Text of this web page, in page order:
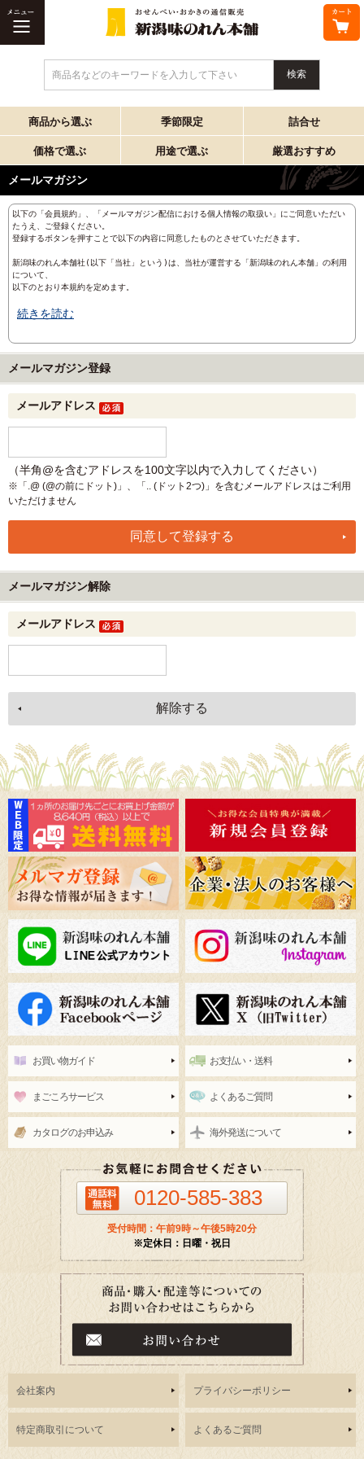
商品名などのキーワードを入力して下さい
商品から選ぶ 季節限定 詰合せ
価格で選ぶ 用途で選ぶ 厳選おすすめ
メールマガジン
以下の「会員規約」、「メールマガジン配信における個人情報の取扱い」にご同意いただい
たうえ、ご登録ください。
登録するボタンを押すことで以下の内容に同意したものとさせていただきます。
新潟味のれん本舗社(以下「当社」という)は、当社が運営する「新潟味のれん本舗」の利用
について、
以下のとおり本規約を定めます。
続きを読む
メールマガジン登録
メールアドレス
（半角@を含むアドレスを100文字以内で入力してください）
※「.@ (@の前にドット)」、「.. (ドット2つ)」を含むメールアドレスはご利用
いただけません
メールマガジン解除
メールアドレス
お買い物ガイド お支払い・送料
まごころサービス よくあるご質問
カタログのお申込み 海外発送について
0120-585-383
受付時間：午前9時～午後5時20分
※定休日：日曜・祝日
会社案内 プライバシーポリシー
特定商取引について よくあるご質問